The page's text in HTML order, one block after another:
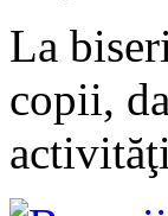
La
copii,